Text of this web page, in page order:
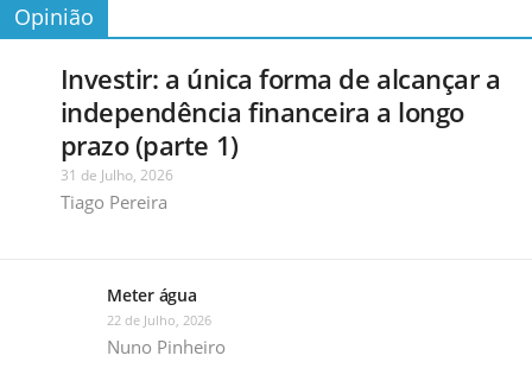
Opinião
Investir: a única forma de alcançar a
independência financeira a longo
prazo (parte 1)
31 de Julho, 2026
Tiago Pereira
Meter água
22 de Julho, 2026
Nuno Pinheiro